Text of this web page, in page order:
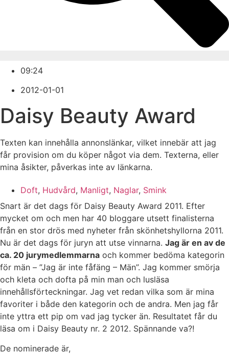
09:24
2012-01-01
Daisy Beauty Award
Texten kan innehålla annonslänkar, vilket innebär att jag
får provision om du köper något via dem. Texterna, eller
mina åsikter, påverkas inte av länkarna.
Doft, Hudvård, Manligt, Naglar, Smink
Snart är det dags för Daisy Beauty Award 2011. Efter
mycket om och men har 40 bloggare utsett finalisterna
från en stor drös med nyheter från skönhetshyllorna 2011.
Nu är det dags för juryn att utse vinnarna. Jag är en av de
ca. 20 jurymedlemmarna och kommer bedöma kategorin
för män – ”Jag är inte fåfäng – Män”. Jag kommer smörja
och kleta och dofta på min man och lusläsa
innehållsförteckningar. Jag vet redan vilka som är mina
favoriter i både den kategorin och de andra. Men jag får
inte yttra ett pip om vad jag tycker än. Resultatet får du
läsa om i Daisy Beauty nr. 2 2012. Spännande va?!
De nominerade är,